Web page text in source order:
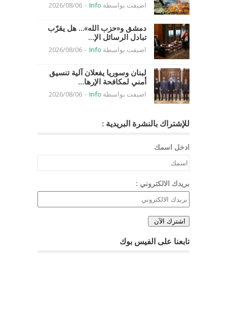
اضيفت بواسطة Info
-
2026/08/06
دمشق و«حزب الله»… هل يقرّب
تبادل الرسائل الإ...
اضيفت بواسطة Info
-
2026/08/06
لبنان وسوريا يفعلان آلية تنسيق
أمني لمكافحة الإرها...
اضيفت بواسطة Info
-
2026/08/06
للإشتراك بالنشرة البريدية :
ادخل اسمك
بريدك الالكتروني :
تابعنا على الفيس بوك